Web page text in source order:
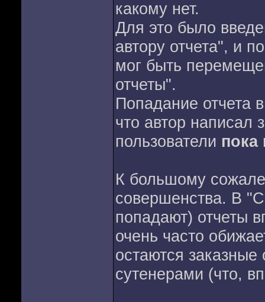
какому нет.
Для это было
автору отчета", и
мог быть
отчеты".
Попадание отчета
что автор написал
пользователи пока
К большому
совершенства. В
попадают) отчеты
очень часто
остаются
сутенерами (что,